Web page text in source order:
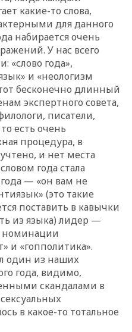
какие-то слова,
для данного
набирается очень
У нас всего
«слово года»,
и «неологизм
бесконечно длинный
экспертного совета,
писатели,
есть очень
процедура, в
и нет места
года стала
— «он вам не
(это такие
поставить в кавычки
из языка) лидер —
номинации
и «гопполитика».
один из наших
года, видимо,
скандалами в
в какое-то тотальное